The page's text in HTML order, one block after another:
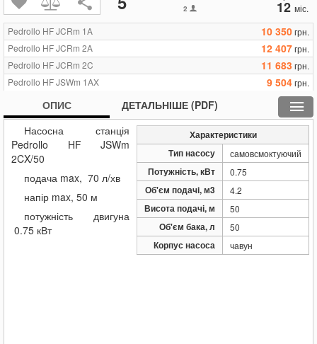
2 12 міс.
Pedrollo HF JCRm 1A
10 350грн.
Pedrollo HF JCRm 2A
12 407грн.
Pedrollo HF JCRm 2C
11 683грн.
Pedrollo HF JSWm 1AX
9 504грн.
10 654грн.
Pedrollo HF JSWm 2AX/50
12 371грн.
Pedrollo HF JSWm 2CX
Pedrollo HF JSWm 2CX/50
11 079грн.
Pedrollo HF JSWm 3BM
20 981
Pedrollo HF PKm 60
5 809грн.
Pedrollo HF Plurigetm 4/80X
12 979грн.
ОПИС ДЕТАЛЬНІШЕ (PDF)
Характеристики
Тип насосу
самовсмоктуючий
Потужність, кВт 0.75
Об'єм подачі, м3 4.2
Висота подачі, м 50
Об'єм бака, л 50
Корпус насоса чавун
Насосна станція
Pedrollo HF JSWm
2CX/50
подача max, 70 л/хв
напір max, 50 м
потужність двигуна
0.75 кВт